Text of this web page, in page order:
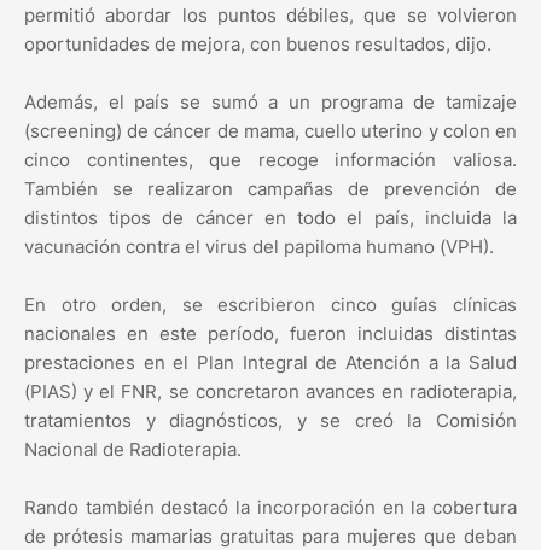
permitió abordar los puntos débiles, que se volvieron
oportunidades de mejora, con buenos resultados, dijo.
Además, el país se sumó a un programa de tamizaje
(screening) de cáncer de mama, cuello uterino y colon en
cinco continentes, que recoge información valiosa.
También se realizaron campañas de prevención de
distintos tipos de cáncer en todo el país, incluida la
vacunación contra el virus del papiloma humano (VPH).
En otro orden, se escribieron cinco guías clínicas
nacionales en este período, fueron incluidas distintas
prestaciones en el Plan Integral de Atención a la Salud
(PIAS) y el FNR, se concretaron avances en radioterapia,
tratamientos y diagnósticos, y se creó la Comisión
Nacional de Radioterapia.
Rando también destacó la incorporación en la cobertura
de prótesis mamarias gratuitas para mujeres que deban